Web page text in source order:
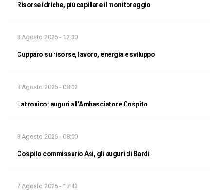
Risorse idriche, più capillare il monitoraggio
8 Agosto 2026 - 12:30
Cupparo su risorse, lavoro, energia e sviluppo
8 Agosto 2026 - 08:02
Latronico: auguri all’Ambasciatore Cospito
8 Agosto 2026 - 08:00
Cospito commissario Asi, gli auguri di Bardi
7 Agosto 2026 - 17:43